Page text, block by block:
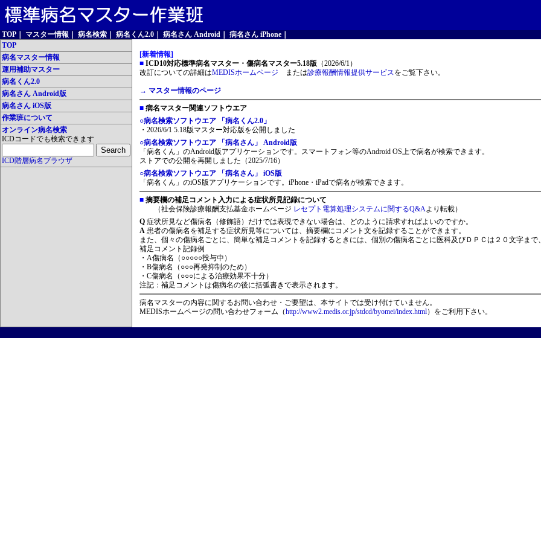
TOP マスター情報 病名検索 病名くん2.0 病名さん Android 病名さん iPhone
TOP
病名マスター情報
運用補助マスター
病名くん2.0
病名さん Android版
病名さん iOS版
作業班について
オンライン病名検索
ICDコードでも検索できます
ICD階層病名ブラウザ
[新着情報]
■ ICD10対応標準病名マスター・傷病名マスター5.18版 （2026/6/1）
改訂についての詳細はMEDISホームページ または診療報酬情報提供サービスをご覧下さい。
→ マスター情報のページ
■ 病名マスター関連ソフトウエア
○病名検索ソフトウエア 「病名くん2.0」
・2026/6/1 5.18版マスター対応版を公開しました
○病名検索ソフトウエア 「病名さん」 Android版
「病名くん」のAndroid版アプリケーションです。スマートフォン等のAndroid OS上で病名が検索できます。
ストアでの公開を再開しました（2025/7/16）
○病名検索ソフトウエア 「病名さん」 iOS版
「病名くん」のiOS版アプリケーションです。iPhone・iPadで病名が検索できます。
■ 摘要欄の補足コメント入力による症状所見記録について
（社会保険診療報酬支払基金ホームページ レセプト電算処理システムに関するQ&Aより転載）
Q 症状所見など傷病名（修飾語）だけでは表現できない場合は、どのように請求すればよいのですか。
A 患者の傷病名を補足する症状所見等については、摘要欄にコメント文を記録することができます。
また、個々の傷病名ごとに、簡単な補足コメントを記録するときには、個別の傷病名ごとに医科及びＤＰＣは２０文字まで
補足コメント記録例
・A傷病名（○○○○○投与中）
・B傷病名（○○○再発抑制のため）
・C傷病名（○○○による治療効果不十分）
注記：補足コメントは傷病名の後に括弧書きで表示されます。
病名マスターの内容に関するお問い合わせ・ご要望は、本サイトでは受け付けていません。
MEDISホームページの問い合わせフォーム（http://www2.medis.or.jp/stdcd/byomei/index.html）をご利用下さい。